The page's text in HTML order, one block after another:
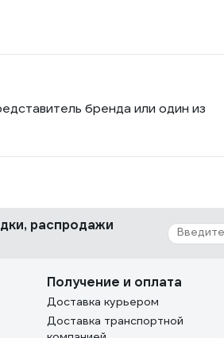
бренда или один из
распродажи
Получение и оплата
Доставка курьером
Доставка транспортной